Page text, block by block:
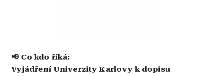
📢 Co kdo říká:
Vyjádření Univerzity Karlovy k dopisu